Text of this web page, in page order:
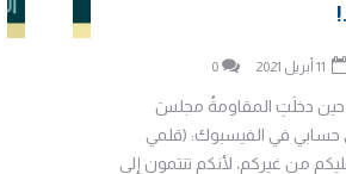
0
حين دخلَتِ المقاومةُ مجلسَ
حسابي في الفيسبوك: (قلمي
من غيركم، لأنكم تنتمون إلى